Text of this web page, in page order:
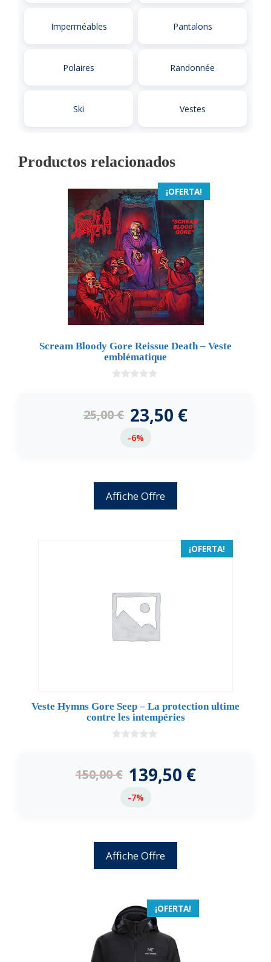
Imperméables Pantalons
Polaires Randonnée
Ski Vestes
Productos relacionados
¡OFERTA!
Scream Bloody Gore Reissue Death – Veste
emblématique
5
25,00€ 23,50 €
-6%
Affiche Offre
¡OFERTA!
Veste Hymns Gore Seep – La protection ultime
contre les intempéries
5
150,00€ 139,50 €
-7%
Affiche Offre
¡OFERTA!